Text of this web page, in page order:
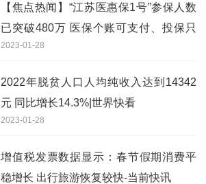
【焦点热闻】“江苏医惠保1号”参保人数
已突破480万 医保个账可支付、投保只
剩最后3天
2023-01-28
2022年脱贫人口人均纯收入达到14342
元 同比增长14.3%|世界快看
2023-01-28
增值税发票数据显示：春节假期消费平
稳增长 出行旅游恢复较快-当前快讯